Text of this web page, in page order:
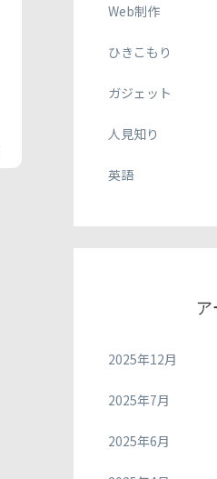
Web制作
ひきこもり
ガジェット
人見知り
英語
ア
2025年12月
2025年7月
2025年6月